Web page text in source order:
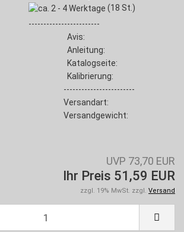
(18 St.)
------------------------
Avis:
Anleitung:
Katalogseite:
Kalibrierung:
------------------------
Versandart:
Versandgewicht:
UVP 73,70 EUR
Ihr Preis 51,59 EUR
zzgl. 19% MwSt. zzgl. Versand